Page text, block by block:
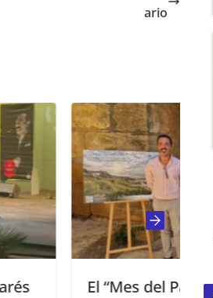
ario
Patrimonio” vuelve a